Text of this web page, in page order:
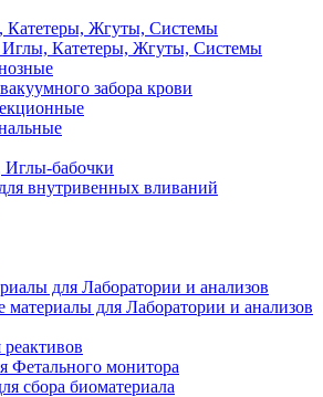
Жгуты, Системы
Катетеры, Жгуты, Системы
забора крови
Иглы-бабочки
внутривенных вливаний
для Лаборатории и анализов
материалы для Лаборатории и анализов
Фетального монитора
сбора биоматериала